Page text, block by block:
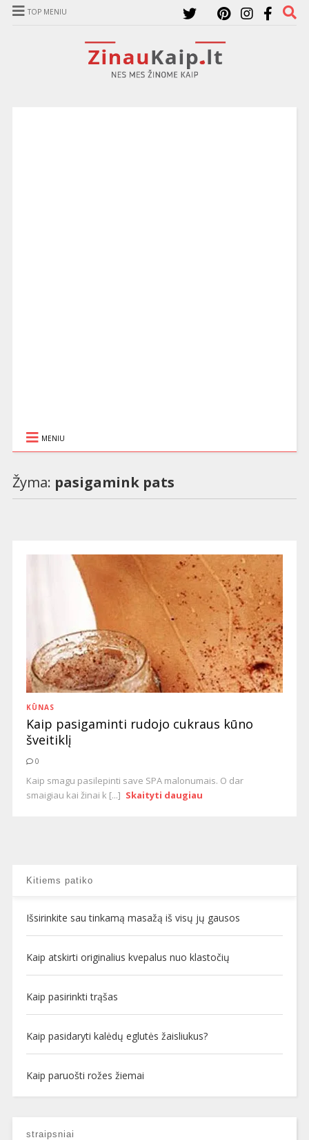
TOP MENIU
MENIU
Žyma: pasigamink pats
KŪNAS
Kaip pasigaminti rudojo cukraus kūno
šveitiklį
0
Kaip smagu pasilepinti save SPA malonumais. O dar
smaigiau kai žinai k [...] Skaityti daugiau
Kitiems patiko
Išsirinkite sau tinkamą masažą iš visų jų gausos
Kaip atskirti originalius kvepalus nuo klastočių
Kaip pasirinkti trąšas
Kaip pasidaryti kalėdų eglutės žaisliukus?
Kaip paruošti rožes žiemai
straipsniai